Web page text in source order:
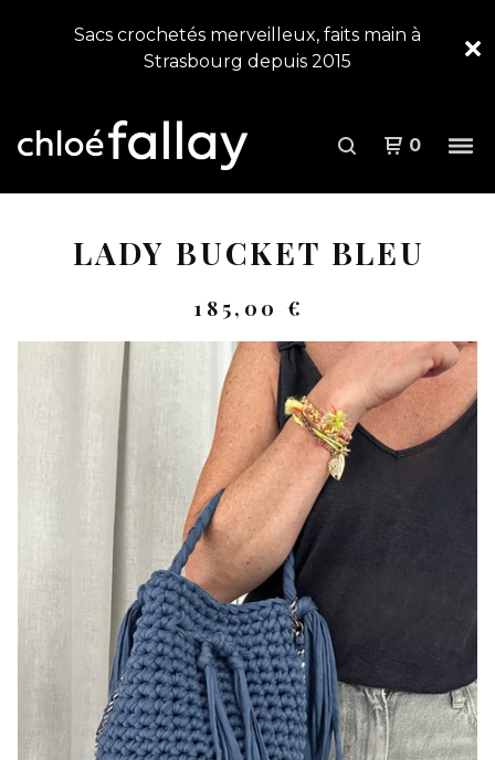
Sacs crochetés merveilleux, faits main à
Strasbourg depuis 2015
0
LADY BUCKET BLEU
185,00 €